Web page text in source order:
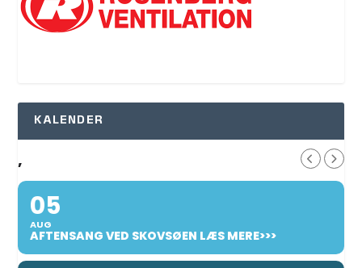
KALENDER
,
05
AUG
AFTENSANG VED SKOVSØEN LÆS MERE>>>